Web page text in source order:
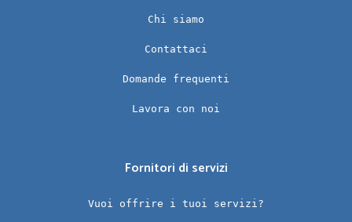
Chi siamo
Contattaci
Domande frequenti
Lavora con noi
Fornitori di servizi
Vuoi offrire i tuoi servizi?